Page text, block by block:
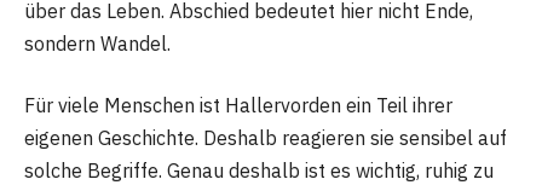
über das Leben. Abschied bedeutet hier nicht Ende,
sondern Wandel.
Für viele Menschen ist Hallervorden ein Teil ihrer
eigenen Geschichte. Deshalb reagieren sie sensibel auf
solche Begriffe. Genau deshalb ist es wichtig, ruhig zu